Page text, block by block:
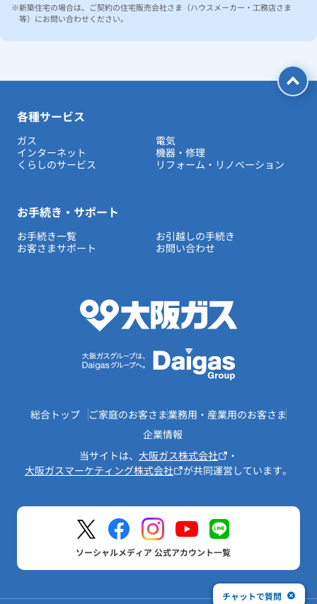
新築住宅の場合は、ご契約の住宅販売会社さま（ハウスメーカー・工務店さま
等）にお問い合わせください。
各種サービス
ガス
電気
インターネット
機器・修理
くらしのサービス
リフォーム・リノベーション
お手続き・サポート
お手続き一覧
お引越しの手続き
お客さまサポート
お問い合わせ
総合トップ ご家庭のお客さま業務用・産業用のお客さま
企業情報
当サイトは、 大阪ガス株式会社
・
大阪ガスマーケティング株式会社
が共同運営しています。
ソーシャルメディア 公式アカウント一覧
チャットで質問